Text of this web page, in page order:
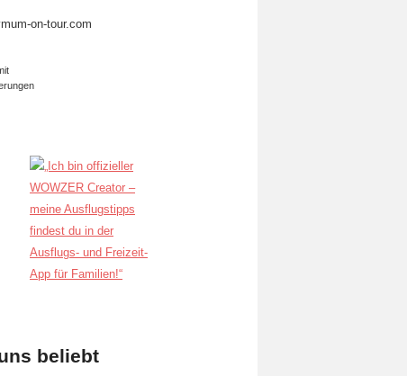
on-tour.com
beliebt